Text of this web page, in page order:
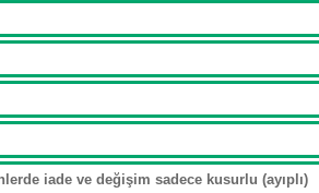
iade ve değişim sadece kusurlu (ayıplı)